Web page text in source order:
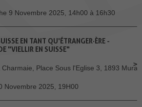
9 Novembre 2025, 14h00 à 16h30
EN TANT QU'ÉTRANGER·ÈRE -
"VIELLIR EN SUISSE"
Charmaie, Place Sous l'Eglise 3, 1893 Muraz
Novembre 2025, 19H00